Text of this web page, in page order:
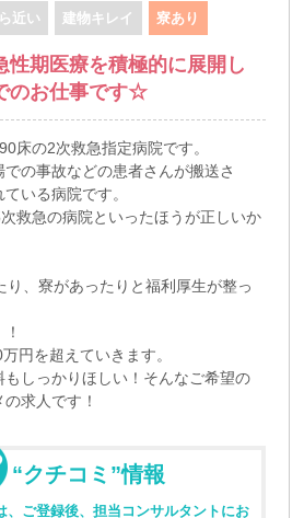
近い 建物キレイ 寮あり
性期医療を積極的に展開し
のお仕事です☆
床の2次救急指定病院です。
の事故などの患者さんが搬送さ
いる病院です。
救急の病院といったほうが正しいか
り、寮があったりと福利厚生が整っ
円を超えていきます。
しっかりほしい！そんなご希望の
求人です！
“クチコミ”情報
、ご登録後、担当コンサルタントにお